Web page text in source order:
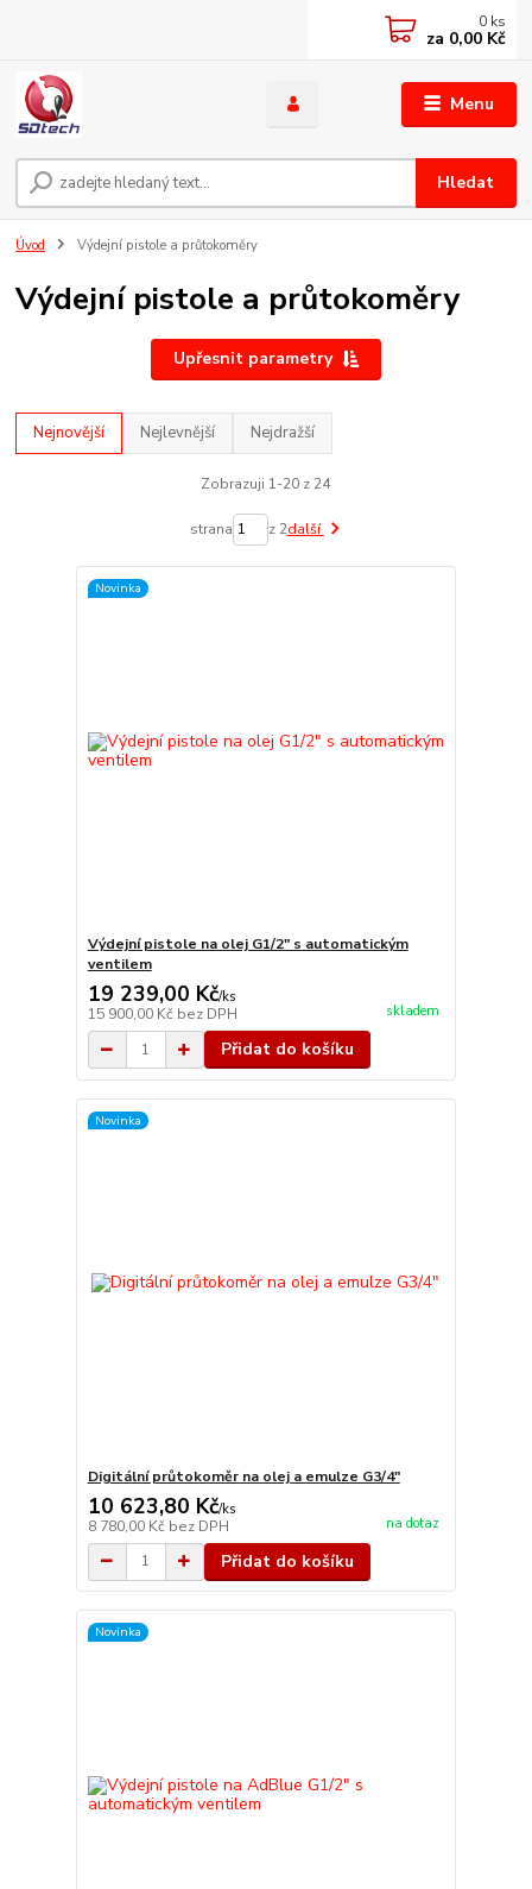
Menu
Hledat
0 ks
za 0,00 Kč
Úvod Výdejní pistole a průtokoměry
Výdejní pistole a průtokoměry
Upřesnit parametry
Nejnovější Nejlevnější Nejdražší
Zobrazuji 1-20 z 24
strana z 2další
Novinka
Výdejní pistole na olej G1/2" s automatickým
ventilem
19 239,00 Kč/ks
15 900,00 Kč bez DPH skladem
Přidat do košíku
Novinka
Digitální průtokoměr na olej a emulze G3/4"
10 623,80 Kč/ks
8 780,00 Kč bez DPH na dotaz
Přidat do košíku
Novinka